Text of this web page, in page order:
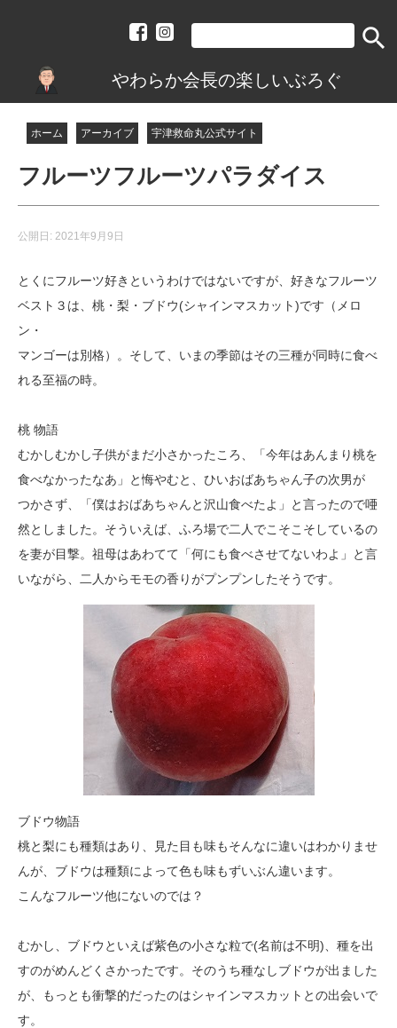
search
やわらか会長の楽しいぶろぐ
ホーム アーカイブ 宇津救命丸公式サイト
フルーツフルーツパラダイス
公開日: 2021年9月9日
とくにフルーツ好きというわけではないですが、好きなフルーツ
ベスト３は、桃・梨・ブドウ(シャインマスカット)です（メロ
ン・
マンゴーは別格）。そして、いまの季節はその三種が同時に食べ
れる至福の時。
桃 物語
むかしむかし子供がまだ小さかったころ、「今年はあんまり桃を
食べなかったなあ」と悔やむと、ひいおばあちゃん子の次男が
つかさず、「僕はおばあちゃんと沢山食べたよ」と言ったので唖
然としました。そういえば、ふろ場で二人でこそこそしているの
を妻が目撃。祖母はあわてて「何にも食べさせてないわよ」と言
いながら、二人からモモの香りがプンプンしたそうです。
ブドウ物語
桃と梨にも種類はあり、見た目も味もそんなに違いはわかりませ
んが、ブドウは種類によって色も味もずいぶん違います。
こんなフルーツ他にないのでは？
むかし、ブドウといえば紫色の小さな粒で(名前は不明)、種を出
すのがめんどくさかったです。そのうち種なしブドウが出ました
が、もっとも衝撃的だったのはシャインマスカットとの出会いで
す。